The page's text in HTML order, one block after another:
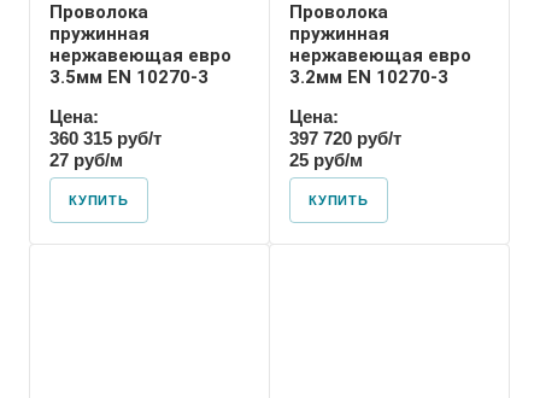
Проволока
пружинная
нержавеющая евро
3.5мм EN 10270-3
Цена:
360 315 руб/т
27 руб/м
КУПИТЬ
Проволока
пружинная
нержавеющая евро
3.2мм EN 10270-3
Цена:
397 720 руб/т
25 руб/м
КУПИТЬ